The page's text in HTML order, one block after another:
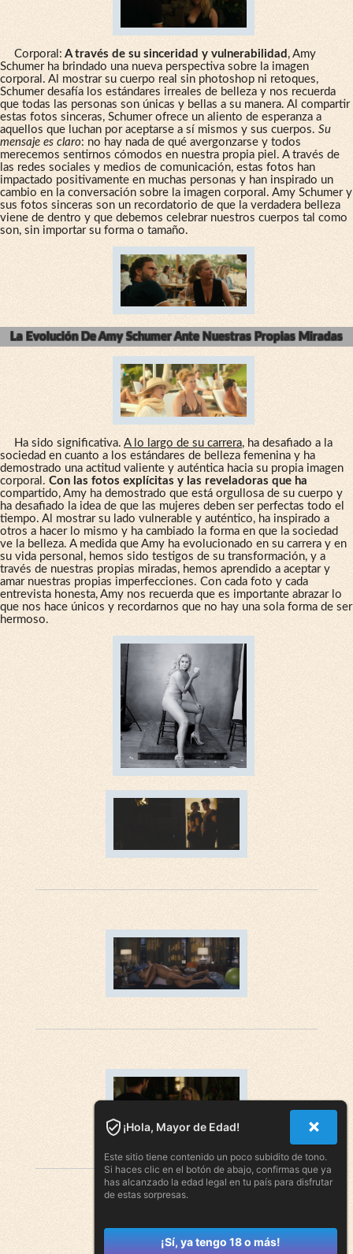
Corporal: A través de su sinceridad y vulnerabilidad , Amy
Schumer ha brindado una nueva perspectiva sobre la imagen
corporal. Al mostrar su cuerpo real sin photoshop ni retoques,
Schumer desafía los estándares irreales de belleza y nos recuerda
que todas las personas son únicas y bellas a su manera. Al compartir
estas fotos sinceras, Schumer ofrece un aliento de esperanza a
aquellos que luchan por aceptarse a sí mismos y sus cuerpos. Su
mensaje es claro: no hay nada de qué avergonzarse y todos
merecemos sentirnos cómodos en nuestra propia piel. A través de
las redes sociales y medios de comunicación, estas fotos han
impactado positivamente en muchas personas y han inspirado un
cambio en la conversación sobre la imagen corporal. Amy Schumer y
sus fotos sinceras son un recordatorio de que la verdadera belleza
viene de dentro y que debemos celebrar nuestros cuerpos tal como
son, sin importar su forma o tamaño.
La Evolución De Amy Schumer Ante Nuestras Propias Miradas
Ha sido significativa. A lo largo de su carrera, ha desafiado a la
sociedad en cuanto a los estándares de belleza femenina y ha
demostrado una actitud valiente y auténtica hacia su propia imagen
corporal. Con las fotos explícitas y las reveladoras que ha
compartido, Amy ha demostrado que está orgullosa de su cuerpo y
ha desafiado la idea de que las mujeres deben ser perfectas todo el
tiempo. Al mostrar su lado vulnerable y auténtico, ha inspirado a
otros a hacer lo mismo y ha cambiado la forma en que la sociedad
ve la belleza. A medida que Amy ha evolucionado en su carrera y en
su vida personal, hemos sido testigos de su transformación, y a
través de nuestras propias miradas, hemos aprendido a aceptar y
amar nuestras propias imperfecciones. Con cada foto y cada
entrevista honesta, Amy nos recuerda que es importante abrazar lo
que nos hace únicos y recordarnos que no hay una sola forma de ser
hermoso.
¡Hola, Mayor de Edad!
Este sitio tiene contenido un poco subidito de tono.
Si haces clic en el botón de abajo, confirmas que ya
has alcanzado la edad legal en tu país para disfrutar
de estas sorpresas.
¡Sí, ya tengo 18 o más!